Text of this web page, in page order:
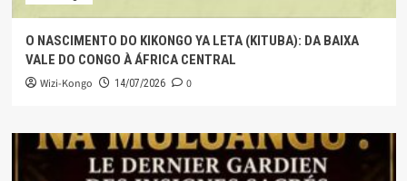
O NASCIMENTO DO KIKONGO YA LETA (KITUBA): DA BAIXA
VALE DO CONGO À ÁFRICA CENTRAL
Wizi-Kongo 14/07/2026 0